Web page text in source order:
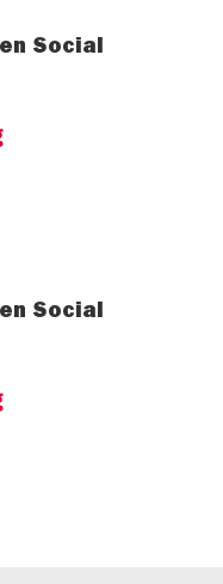
Social
Social